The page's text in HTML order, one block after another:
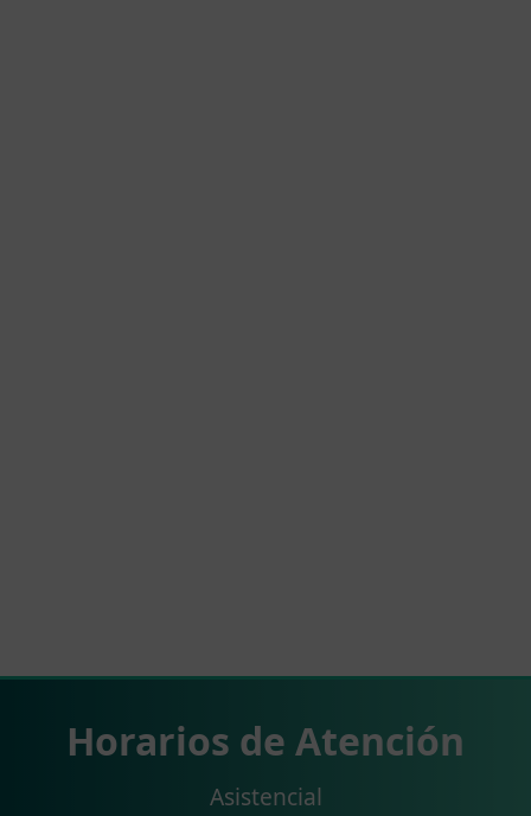
Horarios de Atención
Asistencial